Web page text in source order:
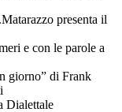
presenta il
e con le parole a
giorno” di Frank
Dialettale